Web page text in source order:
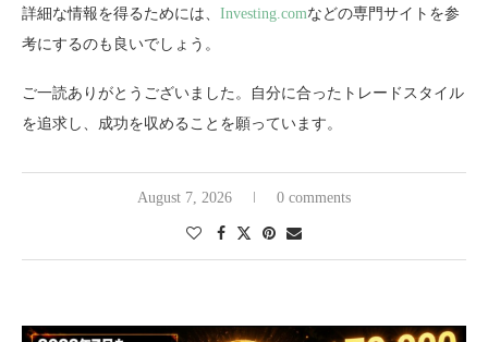
詳細な情報を得るためには、 Investing.comなどの専門サイトを参
考にするのも良いでしょう。
ご一読ありがとうございました。自分に合ったトレードスタイル
を追求し、成功を収めることを願っています。
August 7, 2026 0 comments